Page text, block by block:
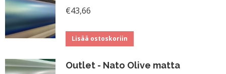
€43,66
Lisää ostoskoriin
Outlet - Nato Olive matta